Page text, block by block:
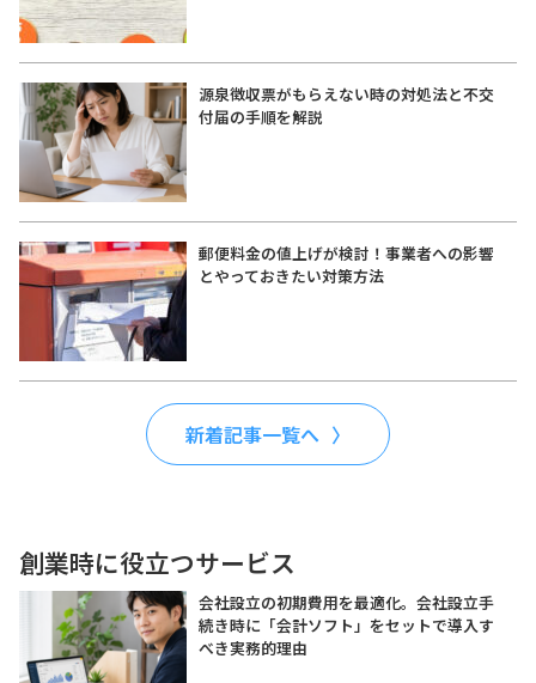
源泉徴収票がもらえない時の対処法と不交
付届の手順を解説
郵便料金の値上げが検討！事業者への影響
とやっておきたい対策方法
新着記事一覧へ
創業時に役立つサービス
会社設立の初期費用を最適化。会社設立手
続き時に「会計ソフト」をセットで導入す
べき実務的理由